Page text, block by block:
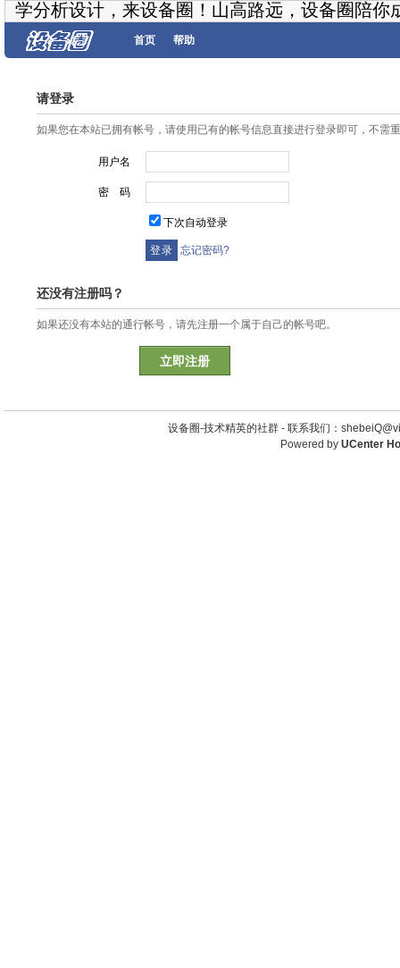
学分析设计，来设备圈！山高路远，设备圈陪你
首页 帮助
请登录
如果您在本站已拥有帐号，请使用已有的帐号信息直接进行登录即可，不需
用户名
密 码
下次自动登录
忘记密码?
还没有注册吗？
如果还没有本站的通行帐号，请先注册一个属于自己的帐号吧。
立即注册
设备圈-技术精英的社群 - 联系我们：
Powered by UCenter